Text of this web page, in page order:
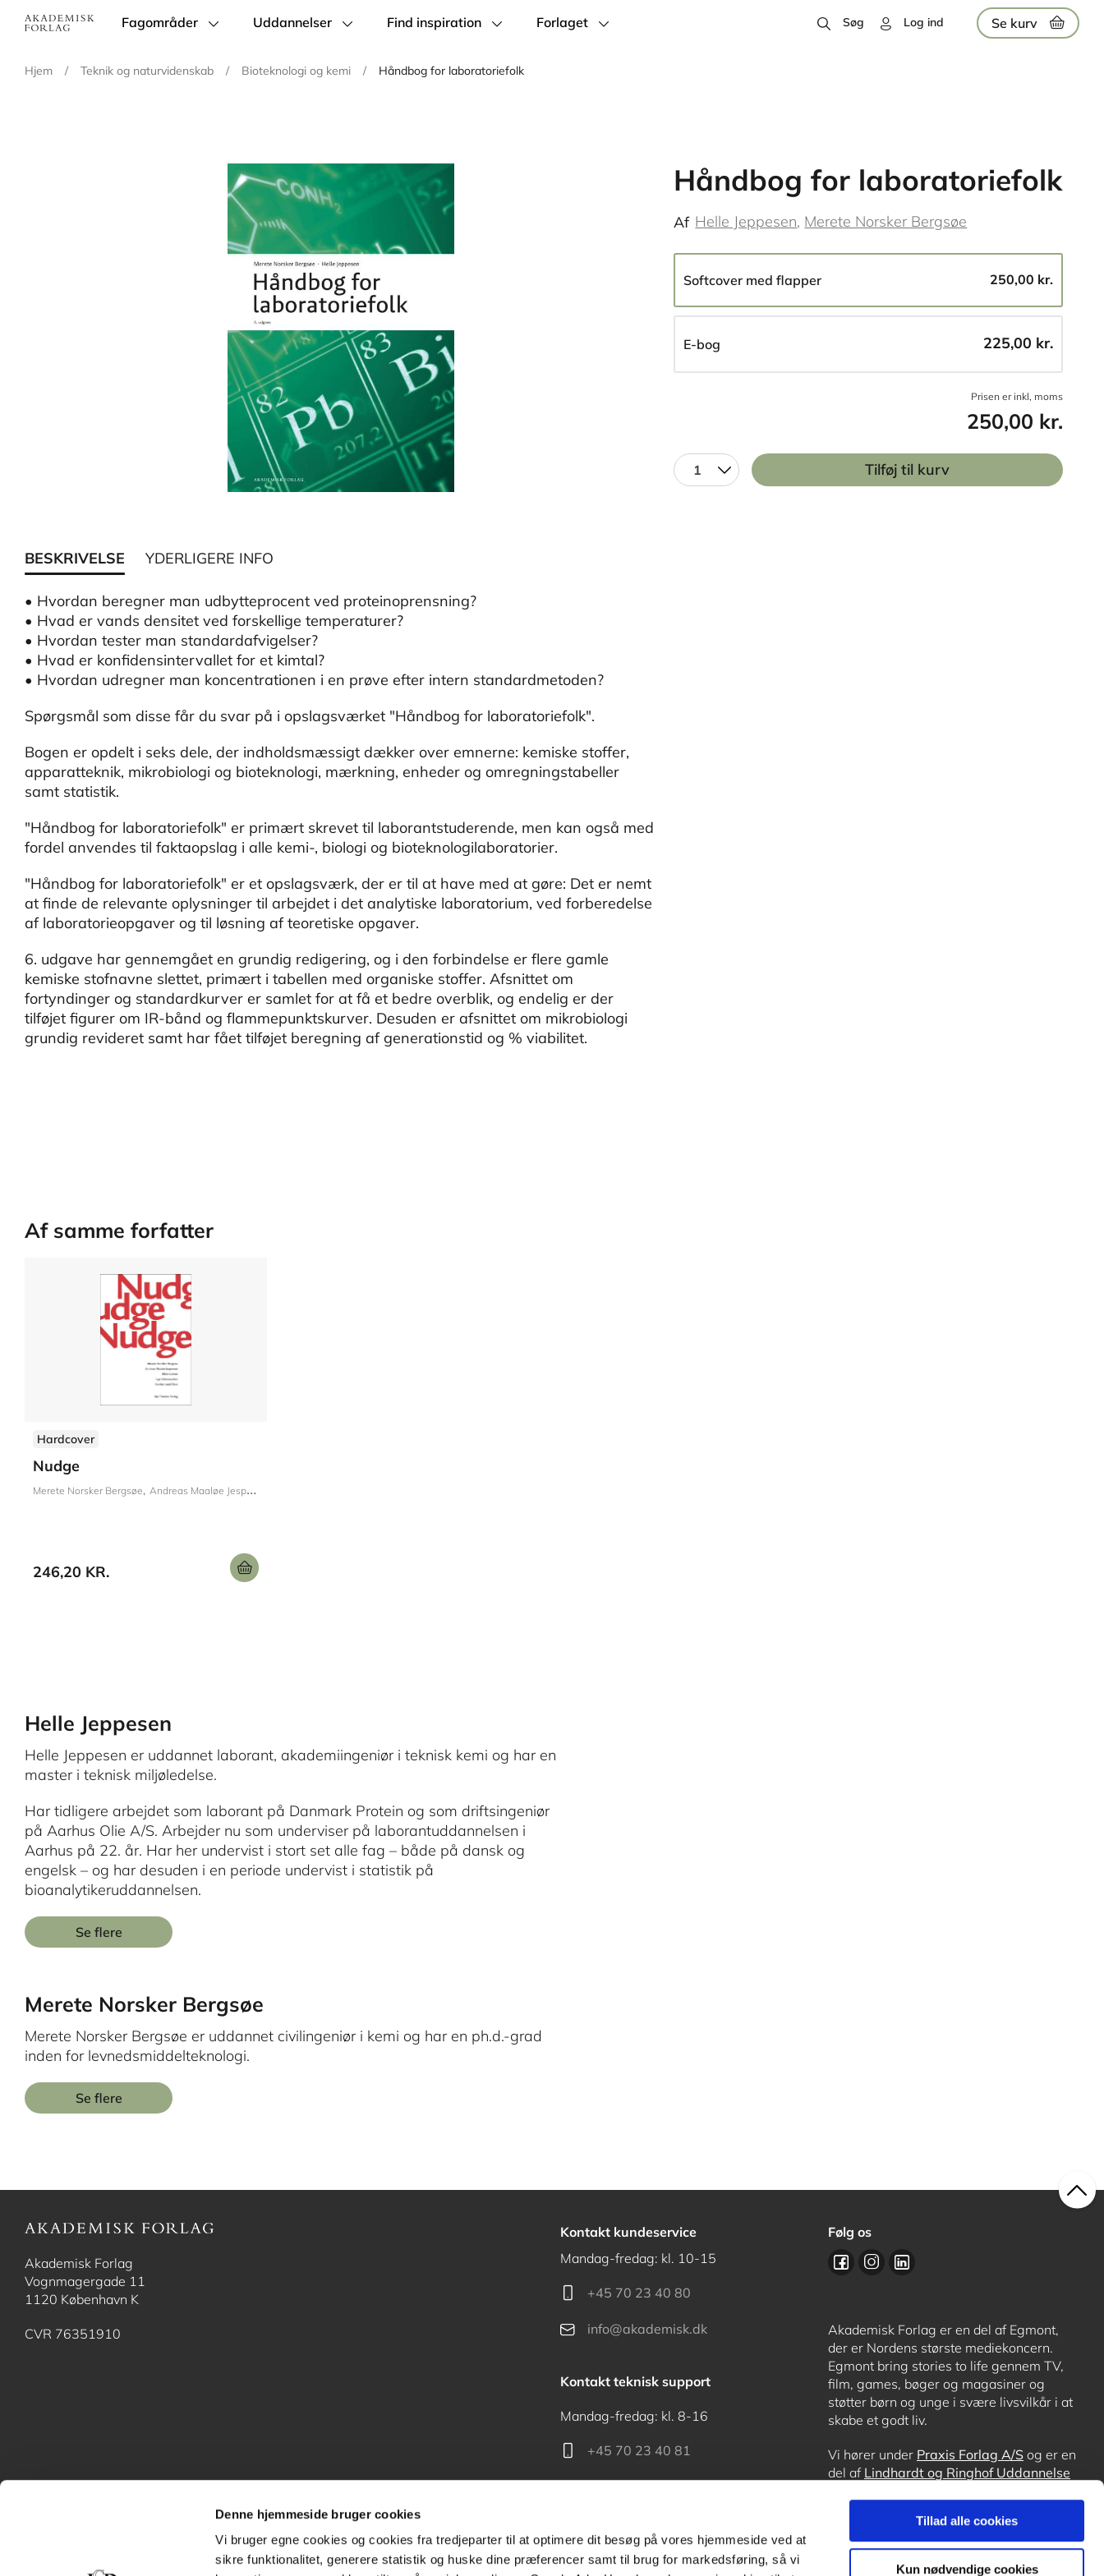
Denne hjemmeside bruger cookies
Vi bruger egne cookies og cookies fra tredjeparter til at optimere dit besøg på vores hjemmeside ved at
sikre funktionalitet, generere statistik og huske dine præferencer samt til brug for markedsføring, så vi
Tillad alle cookies
Kun nødvendige cookies
Main
Fagområder Uddannelser Find inspiration Forlaget Søg Log ind Se kurv
Hjem / Teknik og naturvidenskab / Bioteknologi og kemi / Håndbog for laboratoriefolk
Håndbog for laboratoriefolk
Af Helle Jeppesen Merete Norsker Bergsøe
Softcover med flapper 250,00 kr.
E-bog 225,00 kr.
Prisen er inkl, moms
250,00 kr.
1 Tilføj til kurv
BESKRIVELSE YDERLIGERE INFO
• Hvordan beregner man udbytteprocent ved proteinoprensning?
• Hvad er vands densitet ved forskellige temperaturer?
• Hvordan tester man standardafvigelser?
• Hvad er konfidensintervallet for et kimtal?
• Hvordan udregner man koncentrationen i en prøve efter intern standardmetoden?
Spørgsmål som disse får du svar på i opslagsværket "Håndbog for laboratoriefolk".
Bogen er opdelt i seks dele, der indholdsmæssigt dækker over emnerne: kemiske stoffer,
apparatteknik, mikrobiologi og bioteknologi, mærkning, enheder og omregningstabeller
samt statistik.
"Håndbog for laboratoriefolk" er primært skrevet til laborantstuderende, men kan også med
fordel anvendes til faktaopslag i alle kemi-, biologi og bioteknologilaboratorier.
"Håndbog for laboratoriefolk" er et opslagsværk, der er til at have med at gøre: Det er nemt
at finde de relevante oplysninger til arbejdet i det analytiske laboratorium, ved forberedelse
af laboratorieopgaver og til løsning af teoretiske opgaver.
6. udgave har gennemgået en grundig redigering, og i den forbindelse er flere gamle
kemiske stofnavne slettet, primært i tabellen med organiske stoffer. Afsnittet om
fortyndinger og standardkurver er samlet for at få et bedre overblik, og endelig er der
tilføjet figurer om IR-bånd og flammepunktskurver. Desuden er afsnittet om mikrobiologi
grundig revideret samt har fået tilføjet beregning af generationstid og % viabilitet.
Af samme forfatter
Hardcover
Nudge
Merete Norsker Bergsøe Andreas Maaløe Jespersen
246,20 KR.
Helle Jeppesen
Helle Jeppesen er uddannet laborant, akademiingeniør i teknisk kemi og har en
master i teknisk miljøledelse.
Har tidligere arbejdet som laborant på Danmark Protein og som driftsingeniør
på Aarhus Olie A/S. Arbejder nu som underviser på laborantuddannelsen i
Aarhus på 22. år. Har her undervist i stort set alle fag – både på dansk og
engelsk – og har desuden i en periode undervist i statistik på
bioanalytikeruddannelsen.
Se flere
Merete Norsker Bergsøe
Merete Norsker Bergsøe er uddannet civilingeniør i kemi og har en ph.d.-grad
inden for levnedsmiddelteknologi.
Se flere
Akademisk Forlag
Vognmagergade 11
1120 København K
CVR 76351910
Kontakt kundeservice
Mandag-fredag: kl. 10-15
+45 70 23 40 80
info@akademisk.dk
Kontakt teknisk support
Mandag-fredag: kl. 8-16
+45 70 23 40 81
Følg os
Akademisk Forlag er en del af Egmont,
der er Nordens største mediekoncern.
Egmont bring stories to life gennem TV,
film, games, bøger og magasiner og
støtter børn og unge i svære livsvilkår i at
skabe et godt liv.
Vi hører under Praxis Forlag A/S og er en
del af Lindhardt og Ringhof Uddannelse
OrdblindetræningogForstå.dk.